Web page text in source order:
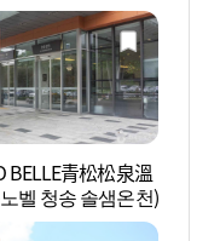
BELLE青松松泉溫
벨 청송 솔샘온천)